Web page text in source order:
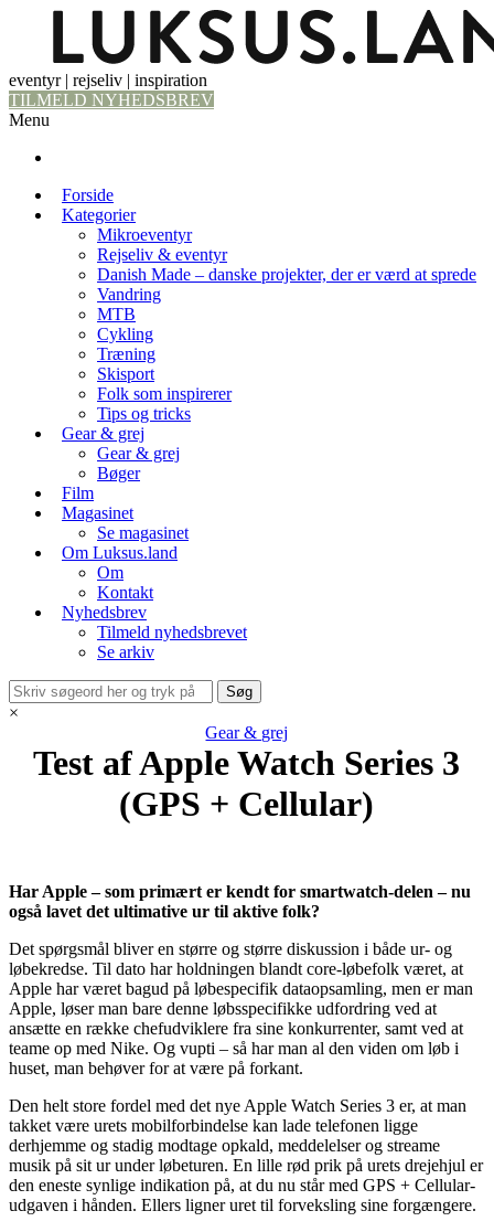
eventyr | rejseliv | inspiration
TILMELD NYHEDSBREV
Menu
Forside
Kategorier
Mikroeventyr
Rejseliv & eventyr
Danish Made – danske projekter, der er værd at sprede
Vandring
MTB
Cykling
Træning
Skisport
Folk som inspirerer
Tips og tricks
Gear & grej
Gear & grej
Bøger
Film
Magasinet
Se magasinet
Om Luksus.land
Om
Kontakt
Nyhedsbrev
Tilmeld nyhedsbrevet
Se arkiv
×
Gear & grej
Test af Apple Watch Series 3
(GPS + Cellular)
Har Apple – som primært er kendt for smartwatch-delen – nu
også lavet det ultimative ur til aktive folk?
Det spørgsmål bliver en større og større diskussion i både ur- og
løbekredse. Til dato har holdningen blandt core-løbefolk været, at
Apple har været bagud på løbespecifik dataopsamling, men er man
Apple, løser man bare denne løbsspecifikke udfordring ved at
ansætte en række chefudviklere fra sine konkurrenter, samt ved at
teame op med Nike. Og vupti – så har man al den viden om løb i
huset, man behøver for at være på forkant.
Den helt store fordel med det nye Apple Watch Series 3 er, at man
takket være urets mobilforbindelse kan lade telefonen ligge
derhjemme og stadig modtage opkald, meddelelser og streame
musik på sit ur under løbeturen. En lille rød prik på urets drejehjul er
den eneste synlige indikation på, at du nu står med GPS + Cellular-
udgaven i hånden. Ellers ligner uret til forveksling sine forgængere.